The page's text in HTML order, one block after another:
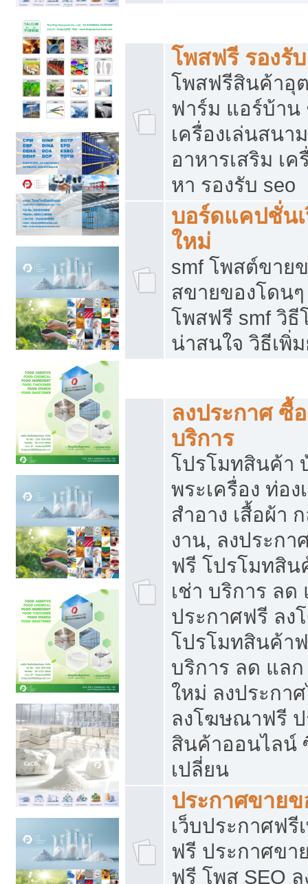
โพสฟรี รองรั
โพสฟรีสินค้าอุ
ฟาร์ม แอร์บ้าน
เครื่องเล่นสนา
อาหารเสริม เ
หา รองรับ seo
บอร์ดแคปชั่น
ใหม่
smf โพสต์ขาย
สขายของโดน
โพสฟรี smf วิธี
น่าสนใจ วิธีเพิ่
ลงประกาศ ซื้
บริการ
โปรโมทสินค้า
พระเครื่อง ท่อง
สำอาง เสื้อผ้า
งาน, ลงประก
ฟรี โปรโมทสิ
เช่า บริการ ลด
ประกาศฟรี ล
โปรโมทสินค้า
บริการ ลด แล
ใหม่ ลงประกา
ลงโฆษณาฟรี
สินค้าออนไลน์
เปลี่ยน
ประกาศขายข
เว็บประกาศฟรี
ฟรี ประกาศขา
ฟรี โพส SEO